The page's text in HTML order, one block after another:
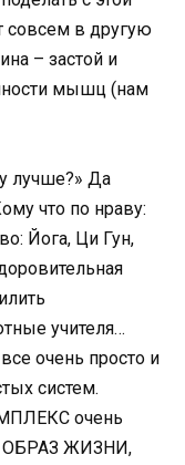
совсем в другую
– застой и
мышц (нам
лучше?» Да
что по нраву:
Йога, Ци Гун,
учителя…
очень просто и
систем.
очень
ОБРАЗ ЖИЗНИ,